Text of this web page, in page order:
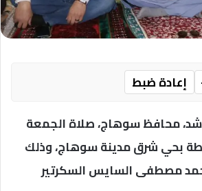
إعادة ضبط
محافظ سوهاج، صلاة الجمعة
بحي شرق مدينة سوهاج، وذلك
مصطفى السايس السكرتير